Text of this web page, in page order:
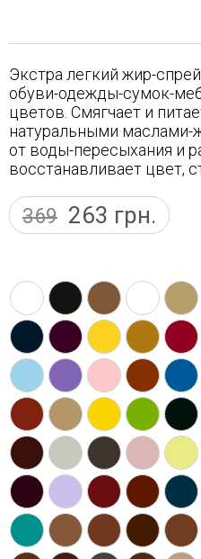
Экстра легкий жир-
обуви-одежды-сумок-
цветов. Смягчает и
натуральными
от воды-пересыхания и
восстанавливает цвет,
369 263 грн.